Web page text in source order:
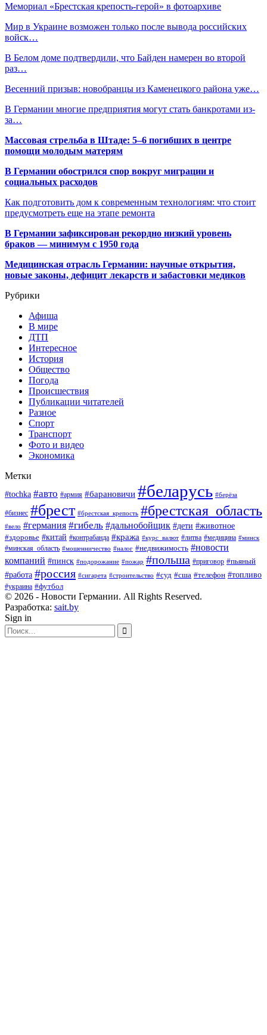
Мемориал «Брестская крепость-герой» в фотоархиве
Мир в Украине возможен только после вывода российских
войск…
В Белом доме подтвердили, что Байден намерен во второй
раз…
Весенний призыв: новобранцы из Каменецкого района уже…
В Германии многие предприятия могут стать банкротами из-
за…
Массовая стрельба в Штаде: 5–6 погибших в центре
помощи молодым матерям
В Германии обострился спор вокруг миграции и
социальных расходов
Как подготовить дом к современным технологиям: что стоит
предусмотреть еще на этапе ремонта
В Германии зафиксирован рекордно низкий уровень
браков — минимум с 1950 года
Медицинская отрасль Германии: научные открытия,
новые законы, дефицит лекарств и забастовки медиков
Рубрики
Афиша
В мире
ДТП
Интересное
История
Общество
Погода
Происшествия
Публикации читателей
Разное
Спорт
Транспорт
Фото и видео
Экономика
Метки
#tochka #авто #армия #барановичи #беларусь #берёза
#бизнес #брест #брестская_крепость #брестская_область
#вело #германия #гибель #дальнобойщик #дети #животное
#здоровье #китай #контрабанда #кража #курс_валют #литва #медицина #минск
#минская_область #мошенничество #налог #недвижимость #новости
компаний #пинск #подорожание #пожар #польша #приговор #пьяный
#работа #россия #сигарета #строительство #суд #сша #телефон #топливо
#украина #футбол
© 2026 - Новости Германии. All Rights Reserved.
Разработка: sait.by
Sign in